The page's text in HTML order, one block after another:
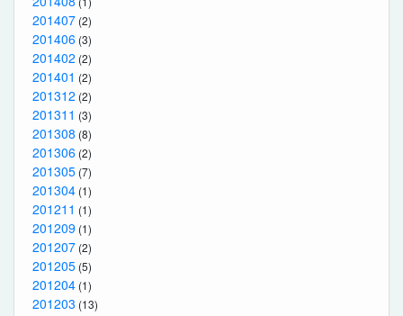
201407 (2)
201406 (3)
201402 (2)
201401 (2)
201312 (2)
201311 (3)
201308 (8)
201306 (2)
201305 (7)
201304 (1)
201211 (1)
201209 (1)
201207 (2)
201205 (5)
201204 (1)
201203 (13)